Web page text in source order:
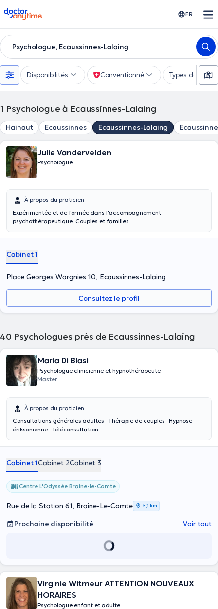
doctoranytime FR
Psychologue, Ecaussinnes-Lalaing
Disponibilités Conventionné Types de
1 Psychologue à Ecaussinnes-Lalaing
Hainaut Ecaussinnes Ecaussinnes-Lalaing
Julie Vandervelden
Psychologue
À propos du praticien
Expérimentée et de formée dans l'accompagnement
psychothérapeutique. Couples et familles.
Cabinet 1
Place Georges Wargnies 10, Ecaussinnes-Lalaing
Consultez le profil
40 Psychologues près de Ecaussinnes-Lalaing
Maria Di Blasi
Psychologue clinicienne et hypnothérapeute
Master
À propos du praticien
Consultations générales adultes- Thérapie de couples- Hypnose
ériksonienne- Téléconsultation
Cabinet 1Cabinet 2Cabinet 3
Centre L'Odyssée Braine-le-Comte
Rue de la Station 61, Braine-Le-Comte 5,1 km
Prochaine disponibilité Voir tout
Virginie Witmeur ATTENTION NOUVEAUX
HORAIRES
Psychologue enfant et adulte